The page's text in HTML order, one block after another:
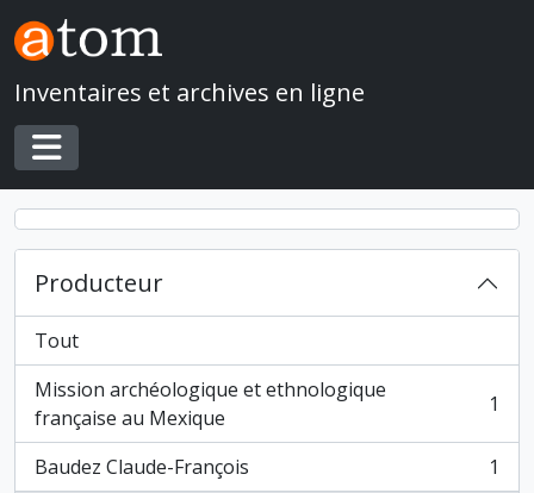
Skip to main content
Inventaires et archives en ligne
Toggle navigation
Producteur
Tout
Mission archéologique et ethnologique
française au Mexique
, 1 résultats 1
Baudez Claude-François
, 1 résultats
1